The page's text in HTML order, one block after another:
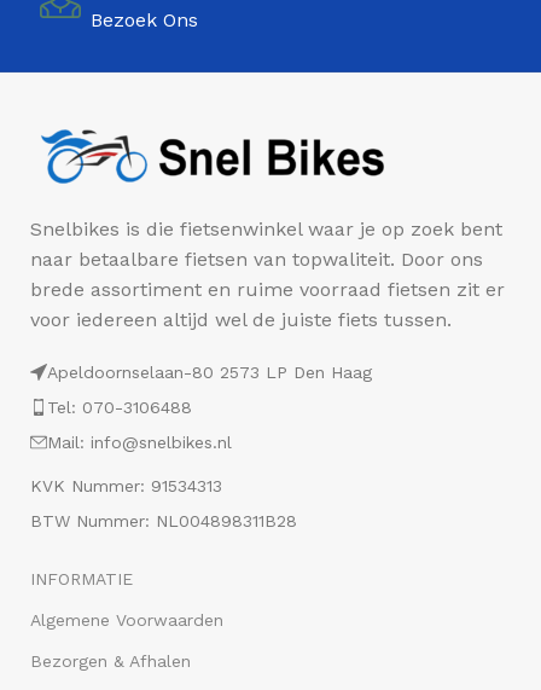
Bezoek Ons
Snelbikes is die fietsenwinkel waar je op zoek bent
naar betaalbare fietsen van topwaliteit. Door ons
brede assortiment en ruime voorraad fietsen zit er
voor iedereen altijd wel de juiste fiets tussen.
Apeldoornselaan-80 2573 LP Den Haag
Tel: 070-3106488
Mail: info@snelbikes.nl
KVK Nummer: 91534313
BTW Nummer: NL004898311B28
INFORMATIE
Algemene Voorwaarden
Bezorgen & Afhalen